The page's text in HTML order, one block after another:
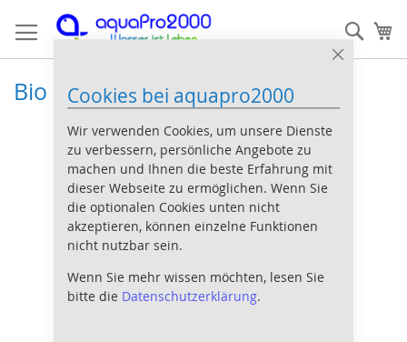
Cookies bei aquapro2000
Wir verwenden Cookies, um unsere Dienste
zu verbessern, persönliche Angebote zu
machen und Ihnen die beste Erfahrung mit
dieser Webseite zu ermöglichen. Wenn Sie
die optionalen Cookies unten nicht
akzeptieren, können einzelne Funktionen
nicht nutzbar sein.
Wenn Sie mehr wissen möchten, lesen Sie
bitte die Datenschutzerklärung.
zum
Bio CO2